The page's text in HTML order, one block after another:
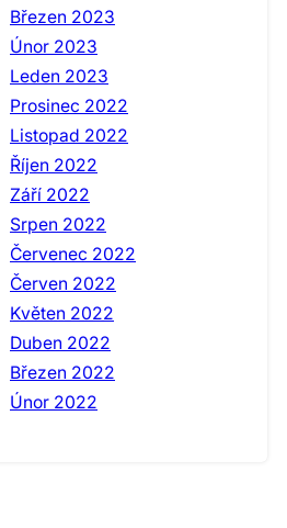
Březen 2023
Únor 2023
Leden 2023
Prosinec 2022
Listopad 2022
Říjen 2022
Září 2022
Srpen 2022
Červenec 2022
Červen 2022
Květen 2022
Duben 2022
Březen 2022
Únor 2022